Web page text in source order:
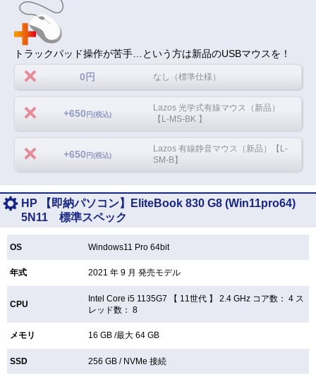
トラックパッド操作が苦手…という方は新品のUSBマウスを！
0円 なし（標準仕様）
+650 円(税込)
Lazos 光学式有線マウス（新品）
【L-MS-BK 】
+650 円(税込)
Lazos 有線静音マウス（新品）【L-
SM-B】
HP 【即納パソコン】EliteBook 830 G8 (Win11pro64)
5N11 標準スペック
OS Windows11 Pro 64bit
年式 2021 年 9 月 発売モデル
CPU
Intel Core i5 1135G7 【 11世代 】 2.4 GHz コア数： 4 ス
レッド数： 8
メモリ 16 GB /最大 64 GB
SSD 256 GB / NVMe 接続